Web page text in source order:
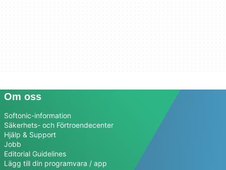
Om oss
Softonic-information
Säkerhets- och Förtroendecenter
Hjälp & Support
Jobb
Editorial Guidelines
Lägg till din programvara / app